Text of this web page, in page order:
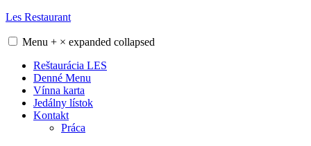
Skip
content
Les Restaurant
Menu + × expanded collapsed
Reštaurácia LES
Denné Menu
Vínna karta
Jedálny lístok
Kontakt
Práca